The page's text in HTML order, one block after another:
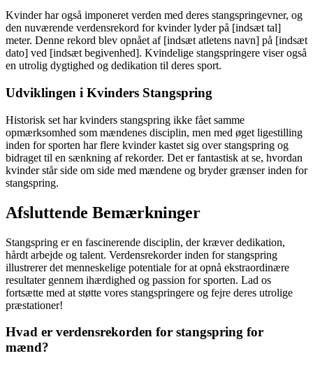
Kvinder har også imponeret verden med deres stangspringevner, og
den nuværende verdensrekord for kvinder lyder på [indsæt tal]
meter. Denne rekord blev opnået af [indsæt atletens navn] på [indsæt
dato] ved [indsæt begivenhed]. Kvindelige stangspringere viser også
en utrolig dygtighed og dedikation til deres sport.
Udviklingen i Kvinders Stangspring
Historisk set har kvinders stangspring ikke fået samme
opmærksomhed som mændenes disciplin, men med øget ligestilling
inden for sporten har flere kvinder kastet sig over stangspring og
bidraget til en sænkning af rekorder. Det er fantastisk at se, hvordan
kvinder står side om side med mændene og bryder grænser inden for
stangspring.
Afsluttende Bemærkninger
Stangspring er en fascinerende disciplin, der kræver dedikation,
hårdt arbejde og talent. Verdensrekorder inden for stangspring
illustrerer det menneskelige potentiale for at opnå ekstraordinære
resultater gennem ihærdighed og passion for sporten. Lad os
fortsætte med at støtte vores stangspringere og fejre deres utrolige
præstationer!
Hvad er verdensrekorden for stangspring for
mænd?